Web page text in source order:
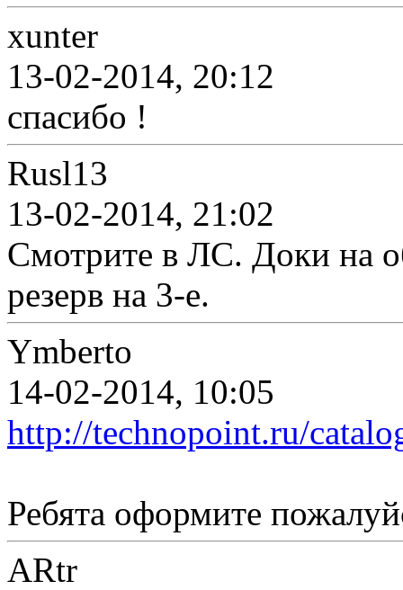
xunter
13-02-2014, 20:12
спасибо !
Rusl13
13-02-2014, 21:02
Смотрите в ЛС. Доки на
резерв на 3-е.
Ymberto
14-02-2014, 10:05
http://technopoint.ru/
Ребята оформите
ARtr